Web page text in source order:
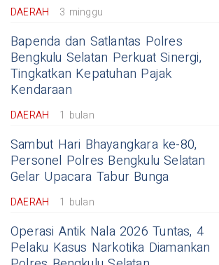
DAERAH 3 minggu
Bapenda dan Satlantas Polres
Bengkulu Selatan Perkuat Sinergi,
Tingkatkan Kepatuhan Pajak
Kendaraan
DAERAH 1 bulan
Sambut Hari Bhayangkara ke-80,
Personel Polres Bengkulu Selatan
Gelar Upacara Tabur Bunga
DAERAH 1 bulan
Operasi Antik Nala 2026 Tuntas, 4
Pelaku Kasus Narkotika Diamankan